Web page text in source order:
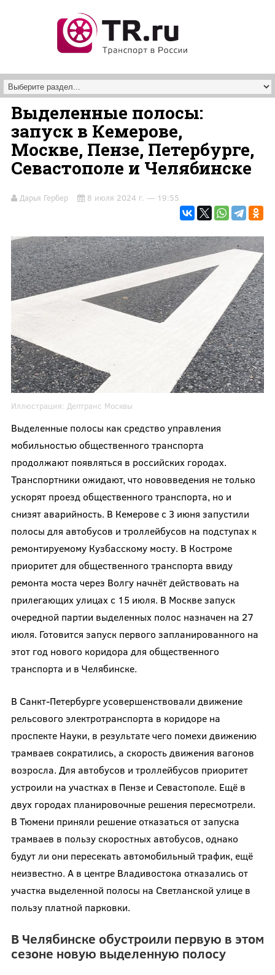
Выделенные полосы:
запуск в Кемерове,
Москве, Пензе, Петербурге,
Севастополе и Челябинске
Дарья Гербер 8 июля 2024 г. — 19:55
Иллюстрация: Дептранс Москвы
Выделенные полосы как средство управления
мобильностью общественного транспорта
продолжают появляться в российских городах.
Транспортники ожидают, что нововведения не только
ускорят проезд общественного транспорта, но и
снизят аварийность. В Кемерове с 3 июня запустили
полосы для автобусов и троллейбусов на подступах к
ремонтируемому Кузбасскому мосту. В Костроме
приоритет для общественного транспорта ввиду
ремонта моста через Волгу начнёт действовать на
прилегающих улицах с 15 июля. В Москве запуск
очередной партии выделенных полос назначен на 27
июля. Готовится запуск первого запланированного на
этот год нового коридора для общественного
транспорта и в Челябинске.
В Санкт-Петербурге усовершенствовали движение
рельсового электротранспорта в коридоре на
проспекте Науки, в результате чего помехи движению
трамваев сократились, а скорость движения вагонов
возросла. Для автобусов и троллейбусов приоритет
устроили на участках в Пензе и Севастополе. Ещё в
двух городах планировочные решения пересмотрели.
В Тюмени приняли решение отказаться от запуска
трамваев в пользу скоростных автобусов, однако
будут ли они пересекать автомобильный трафик, ещё
неизвестно. А в центре Владивостока отказались от
участка выделенной полосы на Светланской улице в
пользу платной парковки.
В Челябинске обустроили первую в этом
сезоне новую выделенную полосу